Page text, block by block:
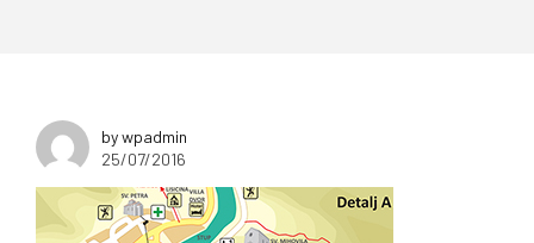
by wpadmin
25/07/2016